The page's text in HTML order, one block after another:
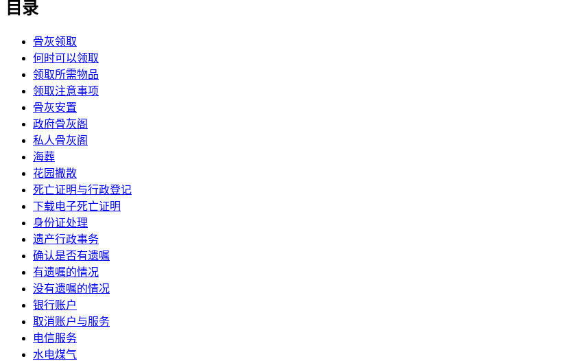
目录
骨灰领取
何时可以领取
领取所需物品
领取注意事项
骨灰安置
政府骨灰阁
私人骨灰阁
海葬
花园撒散
死亡证明与行政登记
下载电子死亡证明
身份证处理
遗产行政事务
确认是否有遗嘱
有遗嘱的情况
没有遗嘱的情况
银行账户
取消账户与服务
电信服务
水电煤气